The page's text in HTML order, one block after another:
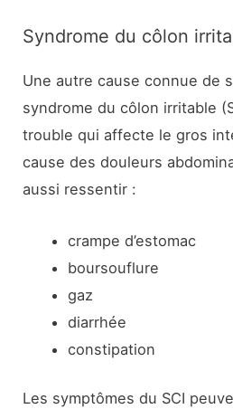
Syndrome du côlon
Une autre cause connue de
syndrome du côlon irritable
trouble qui affecte le gros
cause des douleurs
aussi ressentir :
crampe d’estomac
boursouflure
gaz
diarrhée
constipation
Les symptômes du SCI